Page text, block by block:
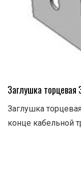
Заглушка торцевая
Заглушка
конце кабельной